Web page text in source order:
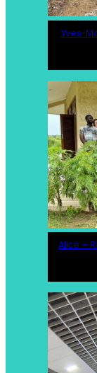
Yves-
Alice –